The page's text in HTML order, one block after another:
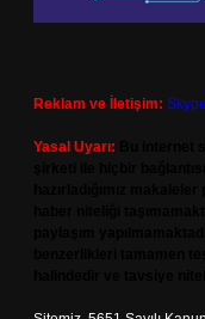
Reklam ve İletişim:
Yasal Uyarı: